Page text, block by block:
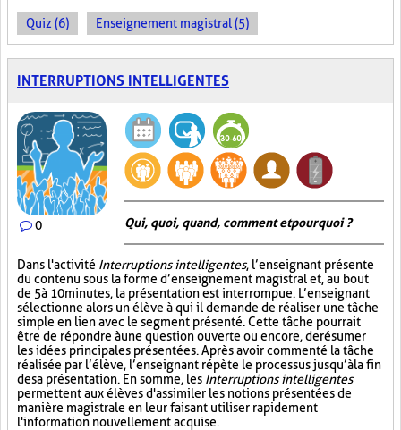
Quiz (6) Enseignement magistral (5)
INTERRUPTIONS INTELLIGENTES
0 Qui, quoi, quand, comment et pourquoi ?
Dans l'activité Interruptions intelligentes, l’enseignant présente
du contenu sous la forme d’enseignement magistral et, au bout
de 5 à 10 minutes, la présentation est interrompue. L’enseignant
sélectionne alors un élève à qui il demande de réaliser une tâche
simple en lien avec le segment présenté. Cette tâche pourrait
être de répondre à une question ouverte ou encore, de résumer
les idées principales présentées. Après avoir commenté la tâche
réalisée par l’élève, l’enseignant répète le processus jusqu’à la fin
de sa présentation. En somme, les Interruptions intelligentes
permettent aux élèves d'assimiler les notions présentées de
manière magistrale en leur faisant utiliser rapidement
l'information nouvellement acquise.